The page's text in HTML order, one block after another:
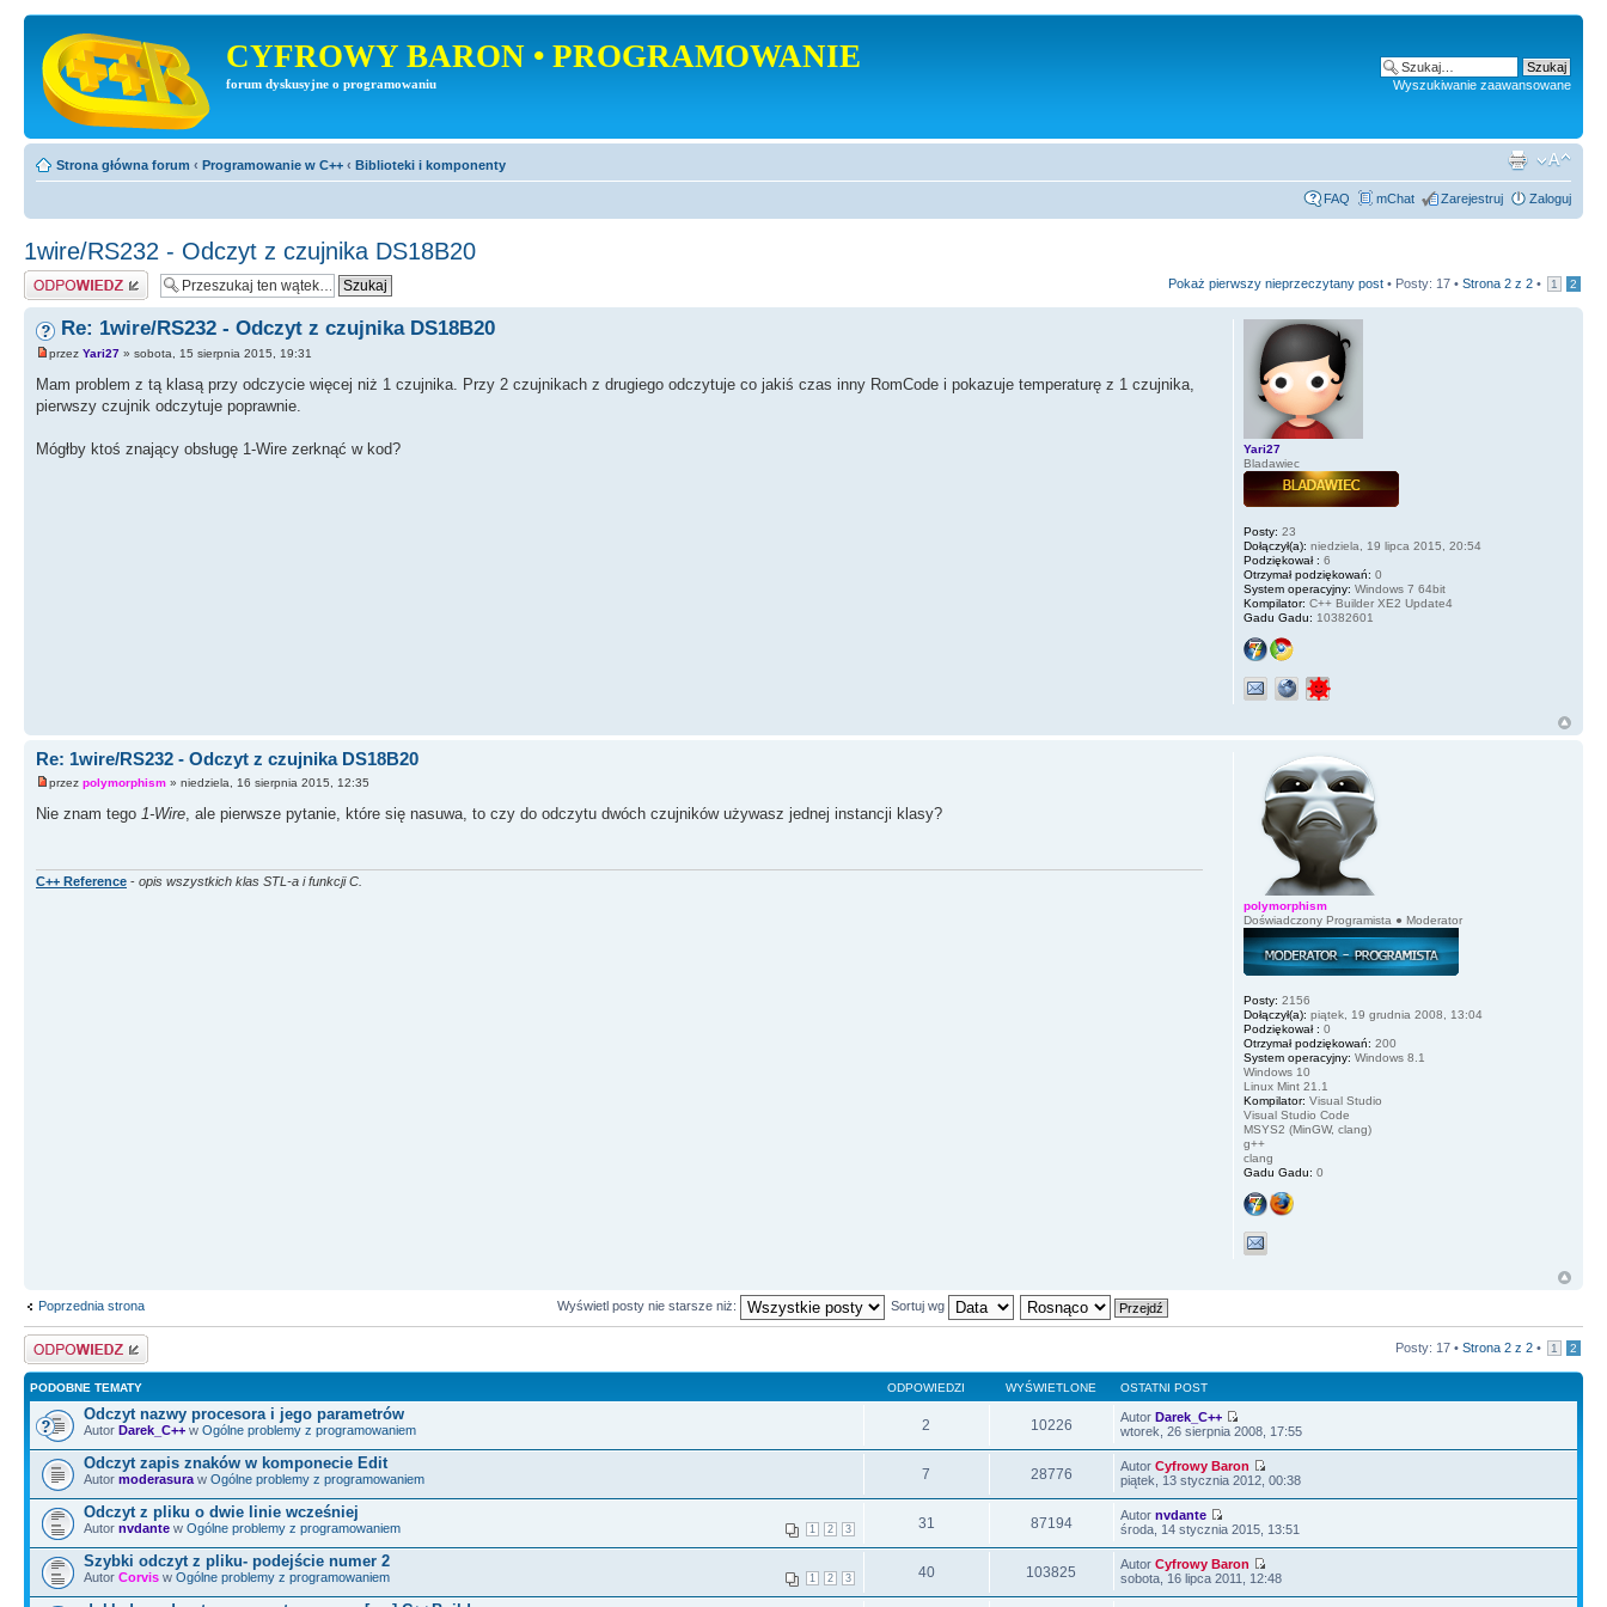
CYFROWY BARON • PROGRAMOWANIE
forum dyskusyjne o programowaniu Wyszukiwanie zaawansowane
Strona główna forum ‹ Programowanie w C++ ‹ Biblioteki i komponenty
FAQ mChat Zarejestruj Zaloguj
1wire/RS232 - Odczyt z czujnika DS18B20
Odpowiedz Pokaż pierwszy nieprzeczytany post • Posty: 17 • Strona 2 z 2 • 1 2
Re: 1wire/RS232 - Odczyt z czujnika DS18B20
przez Yari27 » sobota, 15 sierpnia 2015, 19:31
Mam problem z tą klasą przy odczycie więcej niż 1 czujnika. Przy 2 czujnikach z drugiego odczytuje co jakiś czas inny RomCode i pokazuje temperaturę z 1 czujnika,
pierwszy czujnik odczytuje poprawnie.
Mógłby ktoś znający obsługę 1-Wire zerknąć w kod?
Yari27
Bladawiec
Posty: 23
Dołączył(a): niedziela, 19 lipca 2015, 20:54
Podziękował : 6
Otrzymał podziękowań: 0
System operacyjny: Windows 7 64bit
Kompilator: C++ Builder XE2 Update4
Gadu Gadu: 10382601
Re: 1wire/RS232 - Odczyt z czujnika DS18B20
przez polymorphism » niedziela, 16 sierpnia 2015, 12:35
Nie znam tego 1-Wire , ale pierwsze pytanie, które się nasuwa, to czy do odczytu dwóch czujników używasz jednej instancji klasy?
C++ Reference - opis wszystkich klas STL-a i funkcji C.
polymorphism
Doświadczony Programista ● Moderator
Posty: 2156
Dołączył(a): piątek, 19 grudnia 2008, 13:04
Podziękował : 0
Otrzymał podziękowań: 200
System operacyjny: Windows 8.1
Windows 10
Linux Mint 21.1
Kompilator: Visual Studio
Visual Studio Code
MSYS2 (MinGW, clang)
g++
clang
Gadu Gadu: 0
Poprzednia strona Wyświetl posty nie starsze niż: Sortuj wg
Odpowiedz Posty: 17 • Strona 2 z 2 • 1 2
PODOBNE TEMATY ODPOWIEDZI WYŚWIETLONE OSTATNI POST
Odczyt nazwy procesora i jego parametrów
Autor Darek_C++ w Ogólne problemy z programowaniem 2 10226 AutorDarek_C++
wtorek, 26 sierpnia 2008, 17:55
Odczyt zapis znaków w komponecie Edit
Autor moderasura w Ogólne problemy z programowaniem 7 28776 AutorCyfrowy Baron
piątek, 13 stycznia 2012, 00:38
Odczyt z pliku o dwie linie wcześniej
1 2 3
Autor nvdante w Ogólne problemy z programowaniem 31 87194 Autornvdante
środa, 14 stycznia 2015, 13:51
Szybki odczyt z pliku- podejście numer 2
1 2 3
Autor Corvis w Ogólne problemy z programowaniem 40 103825 AutorCyfrowy Baron
sobota, 16 lipca 2011, 12:48